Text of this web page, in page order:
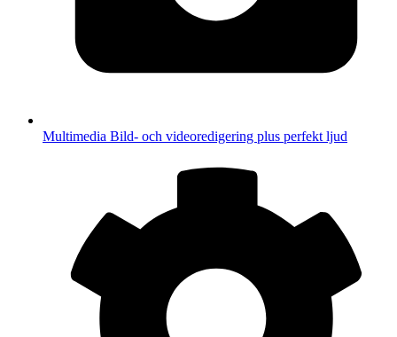
Multimedia Bild- och videoredigering plus perfekt ljud